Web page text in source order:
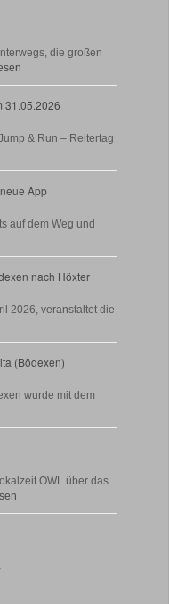
die großen
31.05.2026
& Run – Reitertag
App
auf dem Weg und
nach Höxter
2026, veranstaltet die
(Bödexen)
wurde mit dem
OWL über das